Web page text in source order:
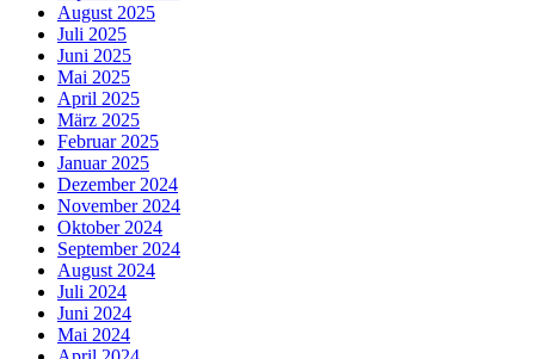
August 2025
Juli 2025
Juni 2025
Mai 2025
April 2025
März 2025
Februar 2025
Januar 2025
Dezember 2024
November 2024
Oktober 2024
September 2024
August 2024
Juli 2024
Juni 2024
Mai 2024